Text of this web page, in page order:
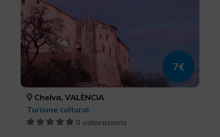
7€
Chelva, VALÈNCIA
Turisme cultural
0 valoracions